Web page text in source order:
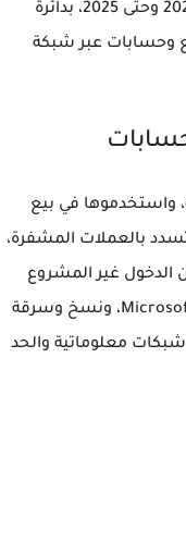
بعد أن كشفت التحقيقات قيام المتهمين من الأول حتى الثالث في الفترة من عام 2022 وحتى 2025، بدائرة
وحسابات عبر شبكة
وتبيّن أن المتهمين أنشأوا وأداروا منصتين إلكترونيتين هما: caffeine و onnx store، واستخدموها في بيع
بالعملات المشفرة،
الدخول غير المشروع
على البريد الإلكتروني والحسابات الخاصة بالغير، استهداف مستخدمي Microsoft Office 365، ونسخ وسرقة
شبكات معلوماتية والحد